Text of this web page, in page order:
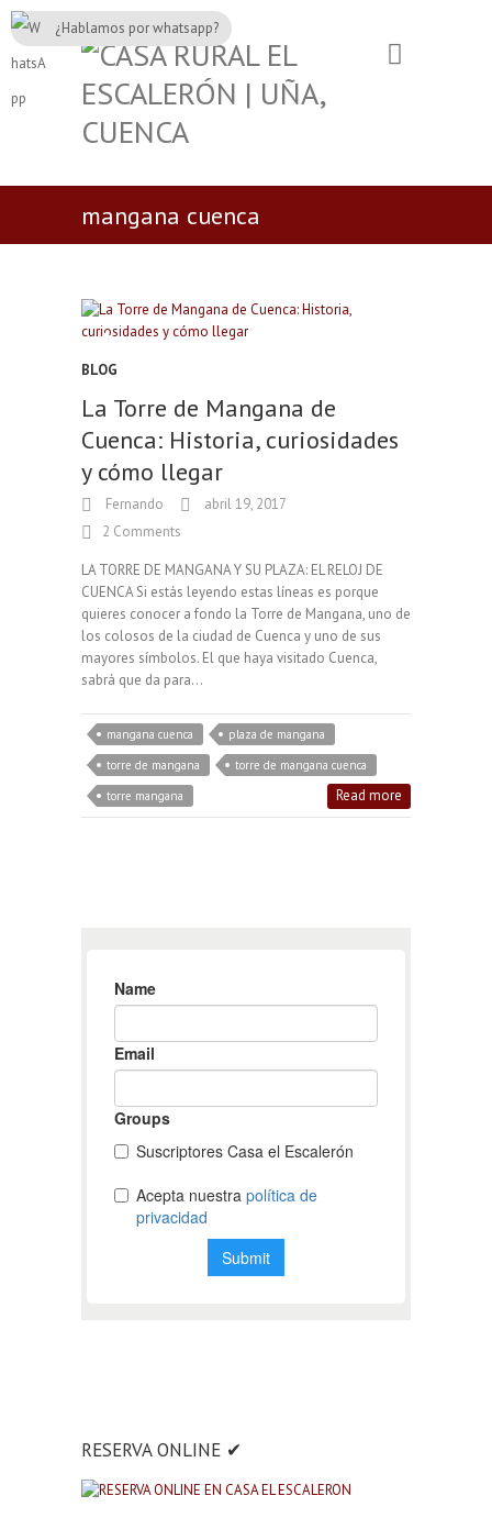
mangana cuenca
BLOG
La Torre de Mangana de
Cuenca: Historia, curiosidades
y cómo llegar
Fernando
abril 19, 2017
2 Comments
LA TORRE DE MANGANA Y SU PLAZA: EL RELOJ DE
CUENCA Si estás leyendo estas líneas es porque
quieres conocer a fondo la Torre de Mangana, uno de
los colosos de la ciudad de Cuenca y uno de sus
mayores símbolos. El que haya visitado Cuenca,
sabrá que da para…
mangana cuenca
plaza de mangana
torre de mangana
torre de mangana cuenca
torre mangana
Read more
RESERVA ONLINE ✔
¿Hablamos por whatsapp?